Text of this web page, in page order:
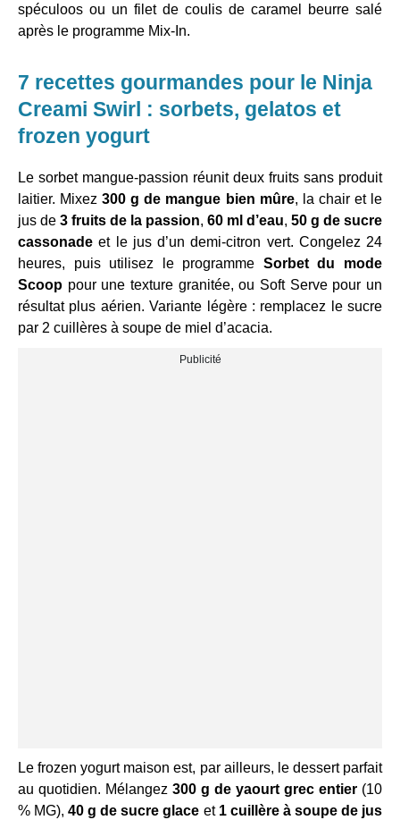
spéculoos ou un filet de coulis de caramel beurre salé
après le programme Mix-In.
7 recettes gourmandes pour le Ninja
Creami Swirl : sorbets, gelatos et
frozen yogurt
Le sorbet mangue-passion réunit deux fruits sans produit
laitier. Mixez300 g de mangue bien mûre, la chair et le
jus de 3 fruits de la passion, 60 ml d’eau, 50 g de sucre
cassonade et le jus d’un demi-citron vert. Congelez 24
heures, puis utilisez le programme Sorbet du mode
Scoop pour une texture granitée, ou Soft Serve pour un
résultat plus aérien. Variante légère : remplacez le sucre
par 2 cuillères à soupe de miel d’acacia.
Le frozen yogurt maison est, par ailleurs, le dessert parfait
au quotidien. Mélangez 300 g de yaourt grec entier (10
% MG),40 g de sucre glace et 1 cuillère à soupe de jus